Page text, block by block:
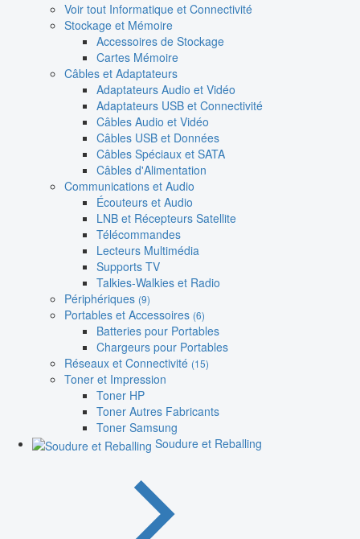
Voir tout Informatique et Connectivité
Stockage et Mémoire
Accessoires de Stockage
Cartes Mémoire
Câbles et Adaptateurs
Adaptateurs Audio et Vidéo
Adaptateurs USB et Connectivité
Câbles Audio et Vidéo
Câbles USB et Données
Câbles Spéciaux et SATA
Câbles d'Alimentation
Communications et Audio
Écouteurs et Audio
LNB et Récepteurs Satellite
Télécommandes
Lecteurs Multimédia
Supports TV
Talkies-Walkies et Radio
Périphériques (9)
Portables et Accessoires (6)
Batteries pour Portables
Chargeurs pour Portables
Réseaux et Connectivité (15)
Toner et Impression
Toner HP
Toner Autres Fabricants
Toner Samsung
Soudure et Reballing